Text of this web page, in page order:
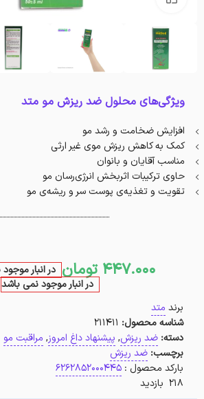
ویژگی‌های محلول ضد ریزش مو متد
افزایش ضخامت و رشد مو
کمک به کاهش ریزش موی غیر ارثی
مناسب آقایان و بانوان
حاوی ترکیبات اثربخش انرژی‌رسان مو
تقویت و تغذیه‌ی پوست سر و ریشه‌ی مو
447.000 تومان در انبار
در انبار موجود نمی باشد
برند متد
شناسه محصول: 211411
دسته: ضد ریزش, پیشنهاد داغ امروز, مراقبت مو
برچسب: ضد ریزش
بارکد محصول : 6262852000445
218 بازدید